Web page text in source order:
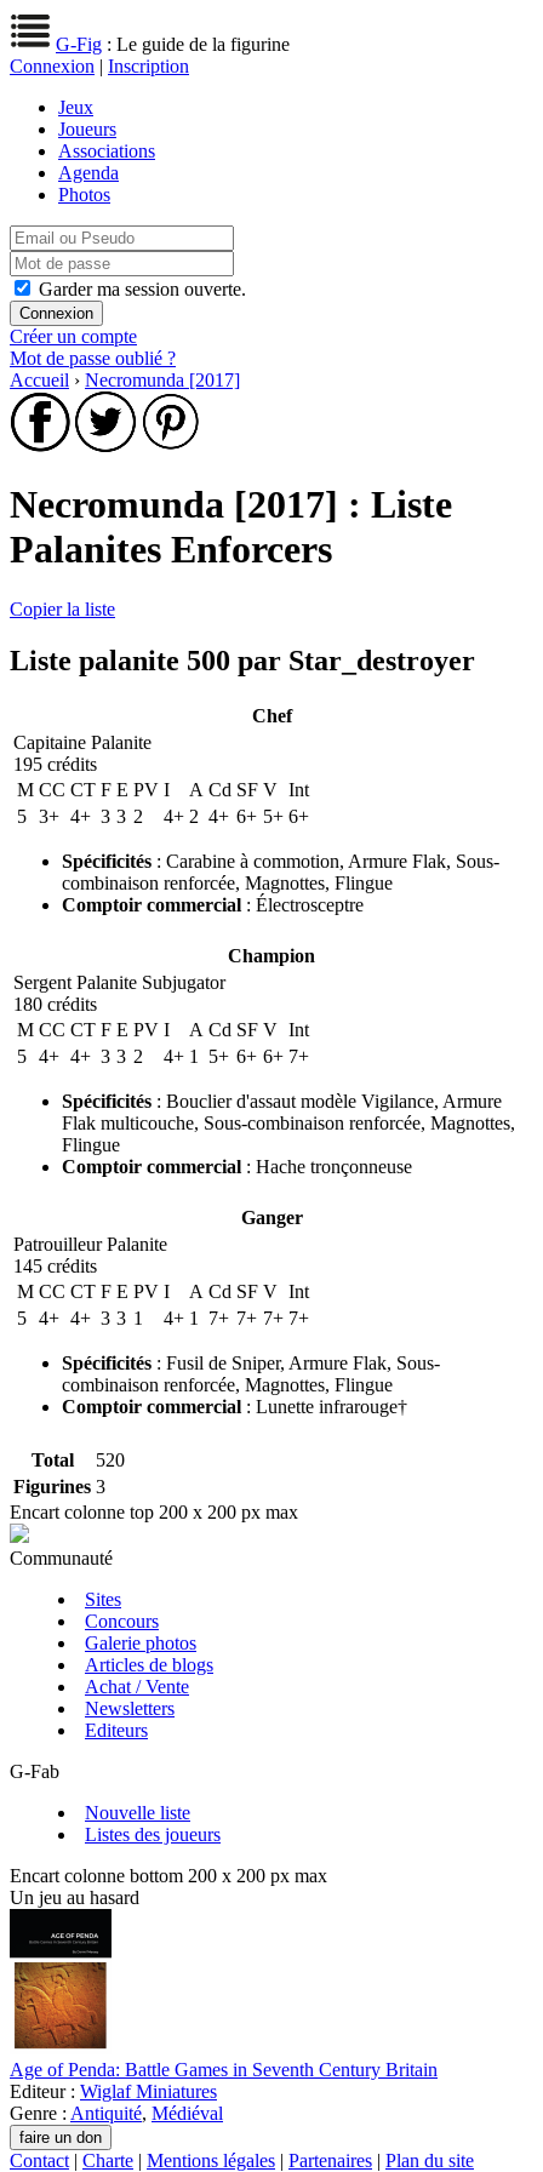
G-Fig : Le guide de la figurine
Connexion | Inscription
Jeux
Joueurs
Associations
Agenda
Photos
Garder ma session ouverte.
Créer un compte
Mot de passe oublié ?
Accueil › Necromunda [2017]
Necromunda [2017] : Liste
Palanites Enforcers
Copier la liste
Liste palanite 500 par Star_destroyer
Chef
Capitaine Palanite
195 crédits
M CC CT F E PV I A Cd SF V Int
5 3+ 4+ 3 3 2 4+ 2 4+ 6+ 5+ 6+
Spécificités : Carabine à commotion, Armure Flak, Sous-
combinaison renforcée, Magnottes, Flingue
Comptoir commercial : Électrosceptre
Champion
Sergent Palanite Subjugator
180 crédits
M CC CT F E PV I A Cd SF V Int
5 4+ 4+ 3 3 2 4+ 1 5+ 6+ 6+ 7+
Spécificités : Bouclier d'assaut modèle Vigilance, Armure
Flak multicouche, Sous-combinaison renforcée, Magnottes,
Flingue
Comptoir commercial : Hache tronçonneuse
Ganger
Patrouilleur Palanite
145 crédits
M CC CT F E PV I A Cd SF V Int
5 4+ 4+ 3 3 1 4+ 1 7+ 7+ 7+ 7+
Spécificités : Fusil de Sniper, Armure Flak, Sous-
combinaison renforcée, Magnottes, Flingue
Comptoir commercial : Lunette infrarouge†
Total
520
Figurines 3
Encart colonne top 200 x 200 px max
Communauté
Sites
Concours
Galerie photos
Articles de blogs
Achat / Vente
Newsletters
Editeurs
G-Fab
Nouvelle liste
Listes des joueurs
Encart colonne bottom 200 x 200 px max
Un jeu au hasard
Age of Penda: Battle Games in Seventh Century Britain
Editeur : Wiglaf Miniatures
Genre : Antiquité, Médiéval
Contact | Charte | Mentions légales | Partenaires | Plan du site